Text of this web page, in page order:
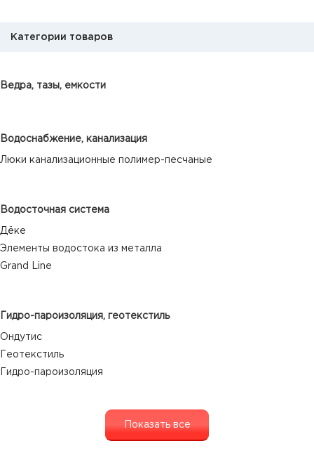
Категории товаров
Ведра, тазы, емкости
Водоснабжение, канализация
Люки канализационные полимер-песчаные
Водосточная система
Дёке
Элементы водостока из металла
Grand Line
Гидро-пароизоляция, геотекстиль
Ондутис
Геотекстиль
Гидро-пароизоляция
Показать все